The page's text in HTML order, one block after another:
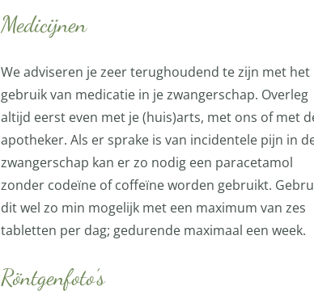
Medicijnen
We adviseren je zeer terughoudend te zijn met het
gebruik van medicatie in je zwangerschap. Overleg
altijd eerst even met je (huis)arts, met ons of met
apotheker. Als er sprake is van incidentele pijn in
zwangerschap kan er zo nodig een paracetamol
zonder codeïne of coffeïne worden gebruikt.
dit wel zo min mogelijk met een maximum van zes
tabletten per dag; gedurende maximaal een week.
Röntgenfoto’s